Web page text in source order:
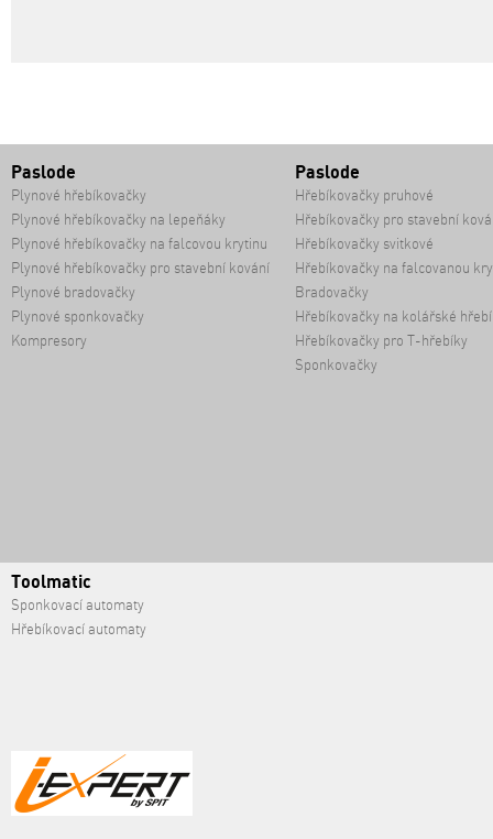
Paslode
Plynové hřebíkovačky
Plynové hřebíkovačky na lepeňáky
Plynové hřebíkovačky na falcovou krytinu
Plynové hřebíkovačky pro stavební kování
Plynové bradovačky
Plynové sponkovačky
Kompresory
Paslode
Hřebíkovačky pruhové
Hřebíkovačky pro stavební
Hřebíkovačky svitkové
Hřebíkovačky na falcovanou
Bradovačky
Hřebíkovačky na kolářské
Hřebíkovačky pro T-hřebíky
Sponkovačky
Toolmatic
Sponkovací automaty
Hřebíkovací automaty